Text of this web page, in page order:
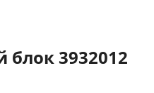
3932012